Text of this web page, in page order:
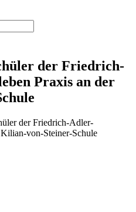
der Friedrich-
Praxis an der
der Friedrich-Adler-
von-Steiner-Schule